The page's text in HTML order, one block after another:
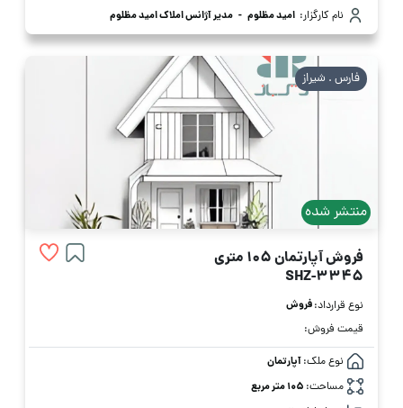
نام کارگزار: امید مظلوم - مدیر آژانس املاک امید مظلوم
منتشر شده
فارس . شیراز
فروش آپارتمان 105 متری
SHZ-3345
نوع قرارداد:فروش
قیمت فروش:
نوع ملک:آپارتمان
مساحت: 105 متر مربع